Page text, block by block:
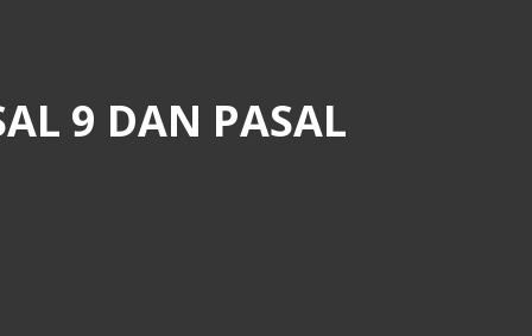
9 DAN PASAL